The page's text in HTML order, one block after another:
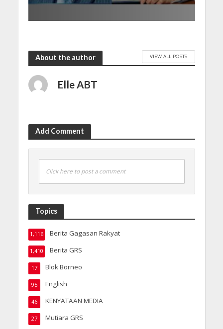
About the author VIEW ALL POSTS
Elle ABT
Add Comment
Click here to post a comment
Topics
Berita Gagasan Rakyat
1,116
Berita GRS
1,410
Blok Borneo
17
English
95
KENYATAAN MEDIA
46
Mutiara GRS
27